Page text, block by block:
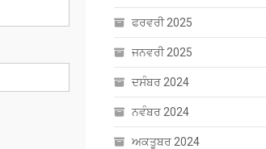
ਫਰਵਰੀ 2025
ਜਨਵਰੀ 2025
ਦਸੰਬਰ 2024
ਨਵੰਬਰ 2024
ਅਕਤੂਬਰ 2024